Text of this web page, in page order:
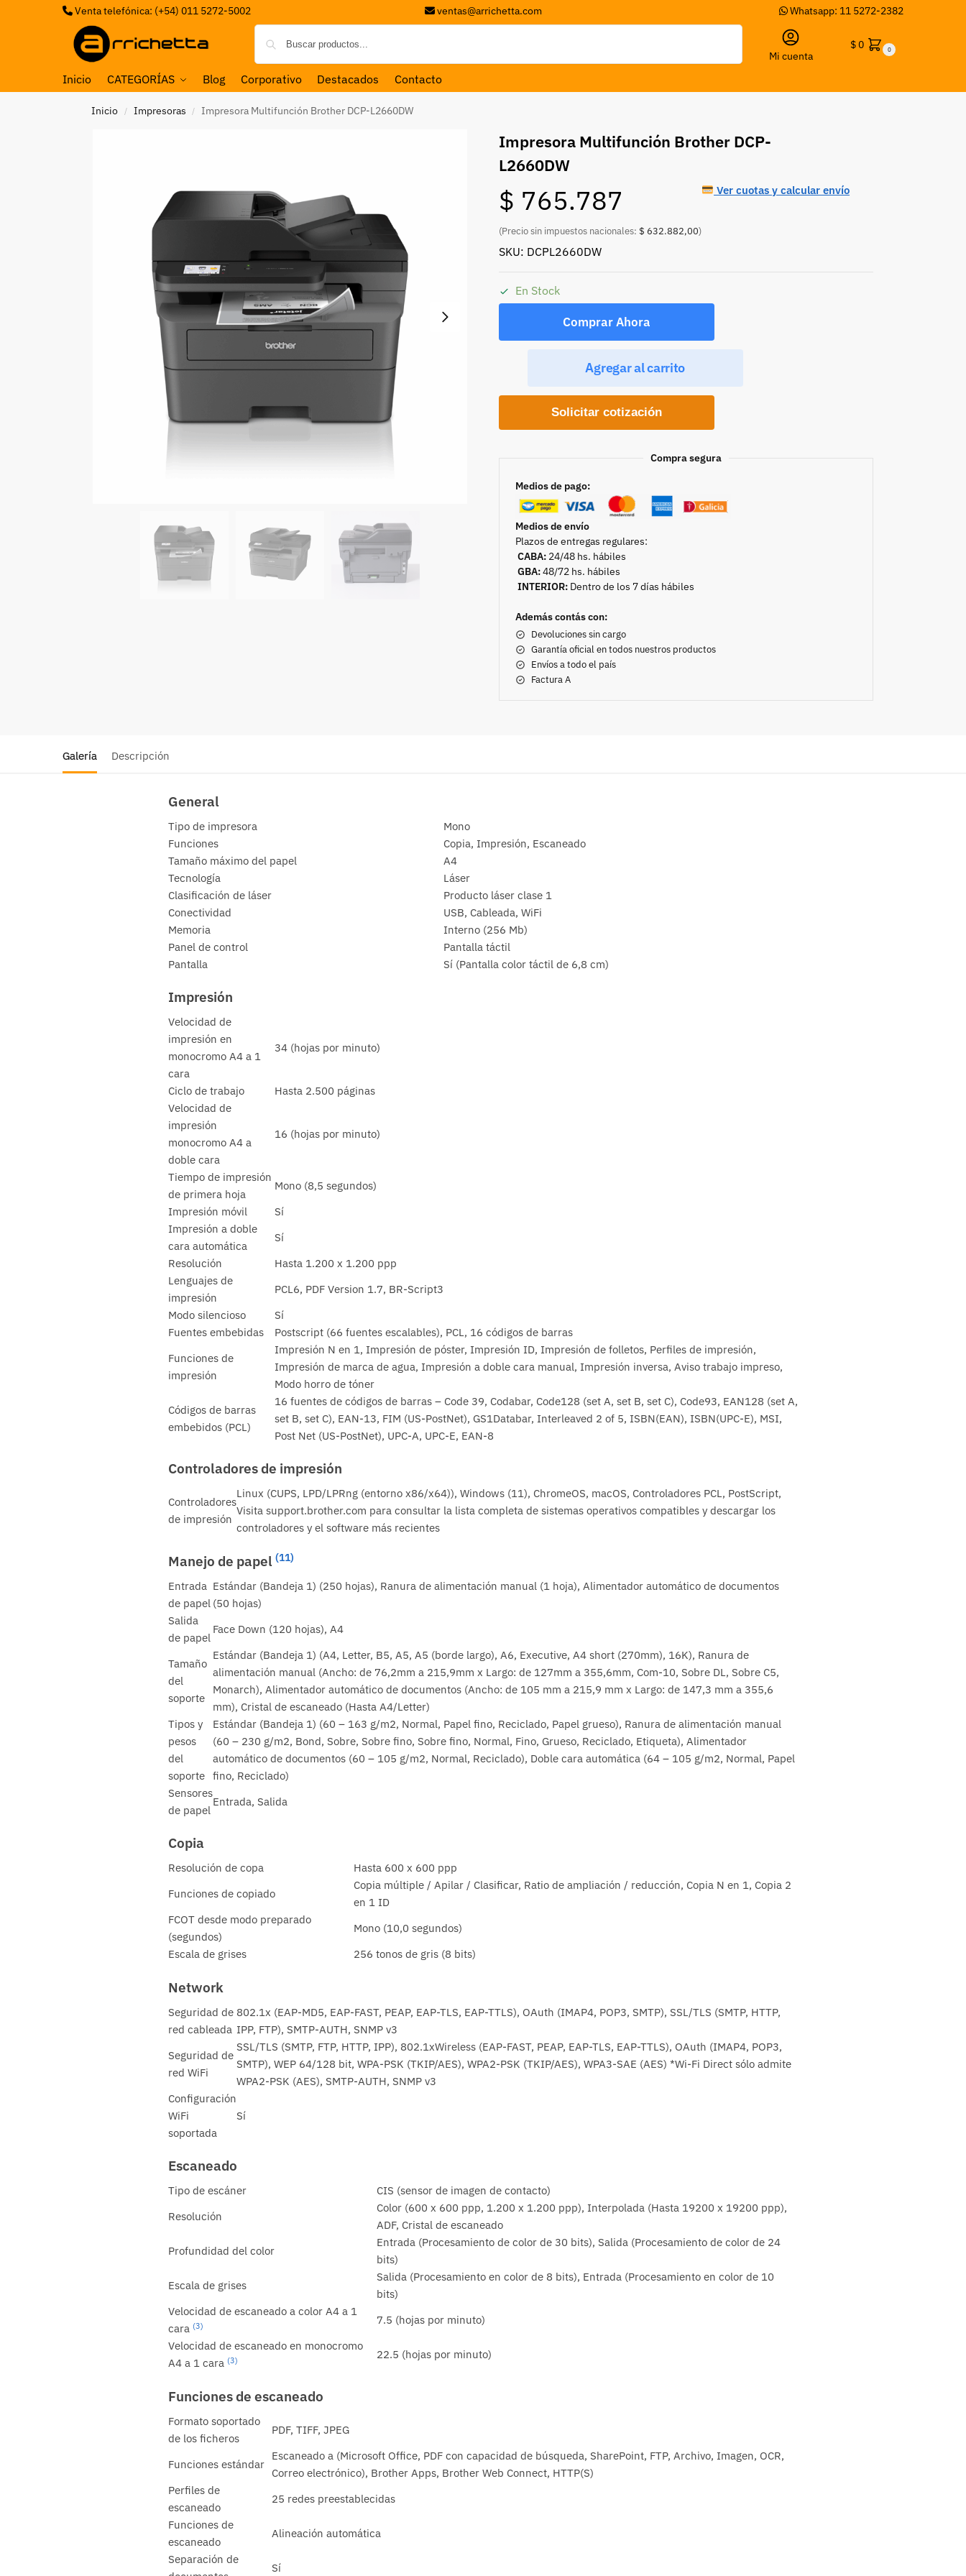
Venta telefónica: (+54) 011 5272-5002 ventas@arrichetta.com Whatsapp: 11 5272-2382
Mi cuenta
$0 0
Inicio CATEGORÍAS Blog Corporativo Destacados Contacto
Inicio / Impresoras / Impresora Multifunción Brother DCP-L2660DW
Impresora Multifunción Brother DCP-
L2660DW
$ 765.787
(Precio sin impuestos nacionales: $ 632.882,00)
Ver cuotas y calcular envío
SKU: DCPL2660DW
En Stock
Comprar Ahora
Agregar al carrito
Solicitar cotización
Compra segura
Medios de pago:
Medios de envío
Plazos de entregas regulares:
CABA: 24/48 hs. hábiles
GBA:48/72 hs. hábiles
INTERIOR: Dentro de los 7 días hábiles
Además contás con:
Devoluciones sin cargo
Garantía oficial en todos nuestros productos
Envíos a todo el país
Factura A
Galería Descripción
General
Tipo de impresora
Mono
Funciones
Copia, Impresión, Escaneado
Tamaño máximo del papel
A4
Tecnología
Láser
Clasificación de láser
Producto láser clase 1
Conectividad
USB, Cableada, WiFi
Memoria
Interno (256 Mb)
Panel de control
Pantalla táctil
Pantalla
Sí (Pantalla color táctil de 6,8 cm)
Impresión
Velocidad de
impresión en
monocromo A4 a 1
cara
34 (hojas por minuto)
Ciclo de trabajo
Hasta 2.500 páginas
Velocidad de
impresión
monocromo A4 a
doble cara
16 (hojas por minuto)
Tiempo de impresión
de primera hoja
Mono (8,5 segundos)
Impresión móvil
Sí
Impresión a doble
cara automática
Sí
Resolución
Hasta 1.200 x 1.200 ppp
Lenguajes de
impresión
PCL6, PDF Version 1.7, BR-Script3
Modo silencioso
Sí
Fuentes embebidas
Postscript (66 fuentes escalables), PCL, 16 códigos de barras
Funciones de
impresión
Impresión N en 1, Impresión de póster, Impresión ID, Impresión de folletos, Perfiles de impresión,
Impresión de marca de agua, Impresión a doble cara manual, Impresión inversa, Aviso trabajo impreso,
Modo horro de tóner
Códigos de barras
embebidos (PCL)
16 fuentes de códigos de barras – Code 39, Codabar, Code128 (set A, set B, set C), Code93, EAN128 (set A,
set B, set C), EAN-13, FIM (US-PostNet), GS1Databar, Interleaved 2 of 5, ISBN(EAN), ISBN(UPC-E), MSI,
Post Net (US-PostNet), UPC-A, UPC-E, EAN-8
Controladores de impresión
Controladores
de impresión
Linux (CUPS, LPD/LPRng (entorno x86/x64)), Windows (11), ChromeOS, macOS, Controladores PCL, PostScript,
Visita support.brother.com para consultar la lista completa de sistemas operativos compatibles y descargar los
controladores y el software más recientes
Manejo de papel (11)
Entrada
de papel
Estándar (Bandeja 1) (250 hojas), Ranura de alimentación manual (1 hoja), Alimentador automático de documentos
(50 hojas)
Salida
de papel
Face Down (120 hojas), A4
Tamaño
del
soporte
Estándar (Bandeja 1) (A4, Letter, B5, A5, A5 (borde largo), A6, Executive, A4 short (270mm), 16K), Ranura de
alimentación manual (Ancho: de 76,2mm a 215,9mm x Largo: de 127mm a 355,6mm, Com-10, Sobre DL, Sobre C5,
Monarch), Alimentador automático de documentos (Ancho: de 105 mm a 215,9 mm x Largo: de 147,3 mm a 355,6
mm), Cristal de escaneado (Hasta A4/Letter)
Tipos y
pesos
del
soporte
Estándar (Bandeja 1) (60 – 163 g/m2, Normal, Papel fino, Reciclado, Papel grueso), Ranura de alimentación manual
(60 – 230 g/m2, Bond, Sobre, Sobre fino, Sobre fino, Normal, Fino, Grueso, Reciclado, Etiqueta), Alimentador
automático de documentos (60 – 105 g/m2, Normal, Reciclado), Doble cara automática (64 – 105 g/m2, Normal, Papel
fino, Reciclado)
Sensores
de papel
Entrada, Salida
Copia
Resolución de copa
Hasta 600 x 600 ppp
Funciones de copiado
Copia múltiple / Apilar / Clasificar, Ratio de ampliación / reducción, Copia N en 1, Copia 2
en 1 ID
FCOT desde modo preparado
(segundos)
Mono (10,0 segundos)
Escala de grises
256 tonos de gris (8 bits)
Network
Seguridad de
red cableada
802.1x (EAP-MD5, EAP-FAST, PEAP, EAP-TLS, EAP-TTLS), OAuth (IMAP4, POP3, SMTP), SSL/TLS (SMTP, HTTP,
IPP, FTP), SMTP-AUTH, SNMP v3
Seguridad de
red WiFi
SSL/TLS (SMTP, FTP, HTTP, IPP), 802.1xWireless (EAP-FAST, PEAP, EAP-TLS, EAP-TTLS), OAuth (IMAP4, POP3,
SMTP), WEP 64/128 bit, WPA-PSK (TKIP/AES), WPA2-PSK (TKIP/AES), WPA3-SAE (AES) *Wi-Fi Direct sólo admite
WPA2-PSK (AES), SMTP-AUTH, SNMP v3
Configuración
WiFi
soportada
Sí
Escaneado
Tipo de escáner
CIS (sensor de imagen de contacto)
Resolución
Color (600 x 600 ppp, 1.200 x 1.200 ppp), Interpolada (Hasta 19200 x 19200 ppp),
ADF, Cristal de escaneado
Profundidad del color
Entrada (Procesamiento de color de 30 bits), Salida (Procesamiento de color de 24
bits)
Escala de grises
Salida (Procesamiento en color de 8 bits), Entrada (Procesamiento en color de 10
bits)
Velocidad de escaneado a color A4 a 1
cara (3)
7.5 (hojas por minuto)
Velocidad de escaneado en monocromo
A4 a 1 cara (3) 22.5 (hojas por minuto)
Funciones de escaneado
Formato soportado
de los ficheros
PDF, TIFF, JPEG
Funciones estándar
Escaneado a (Microsoft Office, PDF con capacidad de búsqueda, SharePoint, FTP, Archivo, Imagen, OCR,
Correo electrónico), Brother Apps, Brother Web Connect, HTTP(S)
Perfiles de
escaneado
25 redes preestablecidas
Funciones de
escaneado
Alineación automática
Separación de
Sí